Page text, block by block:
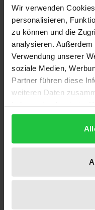
Wir verwenden
personalisieren,
zu können und die
analysieren.
Verwendung unserer
soziale Medien,
Partner führen diese
weiteren Daten
gesammelt haben.
Der Berliner
Wilhelm Marquardt
bedeutendsten
christlich-jüdischen
nach der Schoa
Weichenstellungen
kritischen
Lehrers Karl Barth
Radikalitäten" in
Entdeckung der
Sozialismus für die